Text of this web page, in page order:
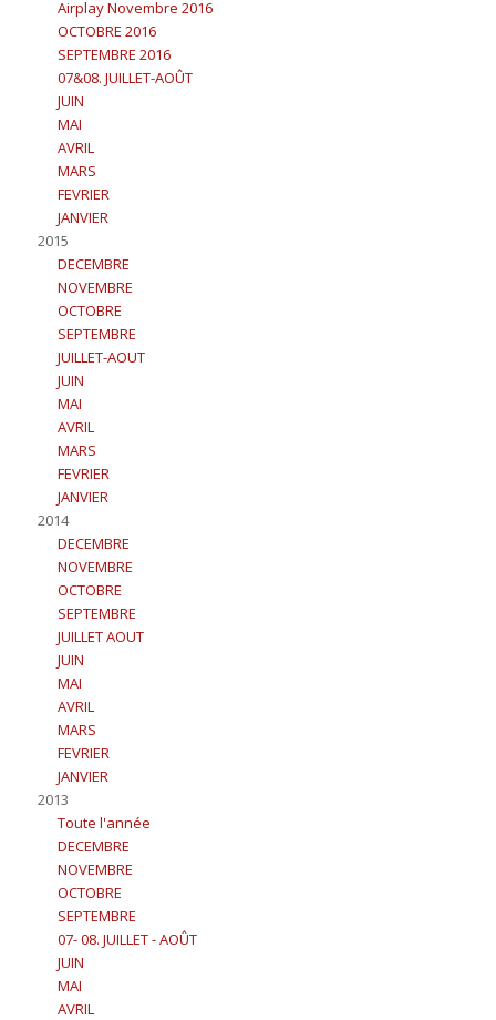
Airplay Novembre 2016
OCTOBRE 2016
SEPTEMBRE 2016
07&08. JUILLET-AOÛT
JUIN
MAI
AVRIL
MARS
FEVRIER
JANVIER
2015
DECEMBRE
NOVEMBRE
OCTOBRE
SEPTEMBRE
JUILLET-AOUT
JUIN
MAI
AVRIL
MARS
FEVRIER
JANVIER
2014
DECEMBRE
NOVEMBRE
OCTOBRE
SEPTEMBRE
JUILLET AOUT
JUIN
MAI
AVRIL
MARS
FEVRIER
JANVIER
2013
Toute l'année
DECEMBRE
NOVEMBRE
OCTOBRE
SEPTEMBRE
07- 08. JUILLET - AOÛT
JUIN
MAI
AVRIL